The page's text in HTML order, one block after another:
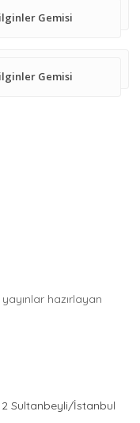
Gemisi
Gemisi
hazırlayan
Sultanbeyli/İstanbul